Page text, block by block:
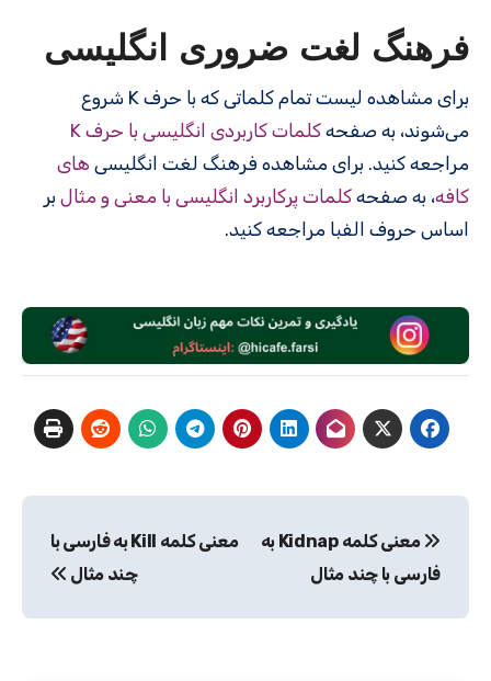
فرهنگ لغت ضروری انگلیسی
برای مشاهده لیست تمام کلماتی که با حرف K شروع
می‌شوند، به صفحه کلمات کاربردی انگلیسی با حرف K
مراجعه کنید. برای مشاهده فرهنگ لغت انگلیسی های
کافه، به صفحه کلمات پرکاربرد انگلیسی با معنی و مثال بر
اساس حروف الفبا مراجعه کنید.
نوشته
معنی کلمه Kidnap به
فارسی با چند مثال
معنی کلمه Kill به فارسی با
چند مثال